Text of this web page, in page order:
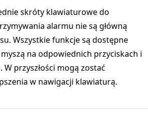
skróty klawiaturowe do
alarmu nie są główną
Wszystkie funkcje są dostępne
na odpowiednich przyciskach i
przyszłości mogą zostać
w nawigacji klawiaturą.